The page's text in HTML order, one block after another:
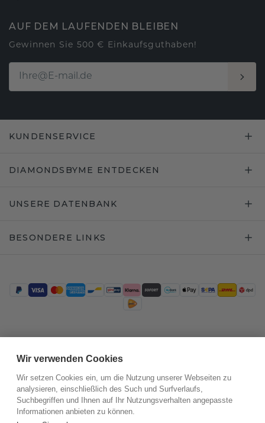
AUF DEM LAUFENDEN BLEIBEN
Gewinnen Sie 500 € Einkaufsguthaben!
KUNDENSERVICE
DIAMONDSBYME ENTDECKEN
UNSERE DATENBANK
BESONDERE LINKS
Wir verwenden Cookies
Wir setzen Cookies ein, um die Nutzung unserer Webseiten zu
analysieren, einschließlich des Such und Surfverlaufs,
Suchbegriffen und Ihnen auf Ihr Nutzungsverhalten angepasste
Informationen anbieten zu können.